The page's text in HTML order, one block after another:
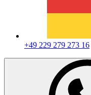
+49 229 279 273 16